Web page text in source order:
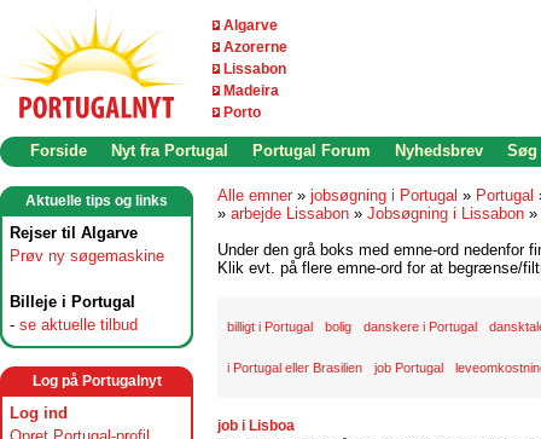
Algarve
Azorerne
Lissabon
Madeira
Porto
Forside Nyt fra Portugal Portugal Forum Nyhedsbrev Søg
Aktuelle tips og links
Rejser til Algarve
Prøv ny søgemaskine
Billeje i Portugal
- se aktuelle tilbud
Log på Portugalnyt
Log ind
Alle emner » jobsøgning i Portugal » Portugal
» arbejde Lissabon » Jobsøgning i Lissabon »
Under den grå boks med emne-ord nedenfor
Klik evt. på flere emne-ord for at begrænse/
billigt i Portugal bolig danskere i Portugal
i Portugal eller Brasilien job Portugal
job i Lisboa